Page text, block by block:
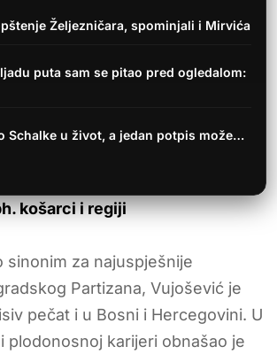
Željezničara, spominjali i Mirvića
puta sam se pitao pred ogledalom:
Schalke u život, a jedan potpis može…
košarci i regiji
sinonim za najuspješnije
Partizana, Vujošević je
pečat i u Bosni i Hercegovini. U
plodonosnoj karijeri obnašao je